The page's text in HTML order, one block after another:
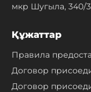
мкр Шугыла, 340/
Құжаттар
Правила
Договор
Договор